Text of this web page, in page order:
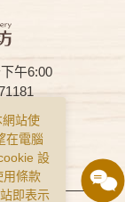
午6:00
款
站使
在電腦
設
用條款
即表示